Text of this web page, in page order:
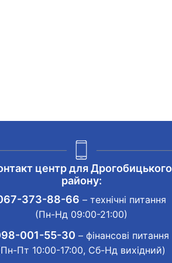
центр для Дрогобицького
району:
373-88-66 – технічні питання
(Пн-Нд 09:00-21:00)
001-55-30 – фінансові питання
Пт 10:00-17:00, Сб-Нд вихідний)